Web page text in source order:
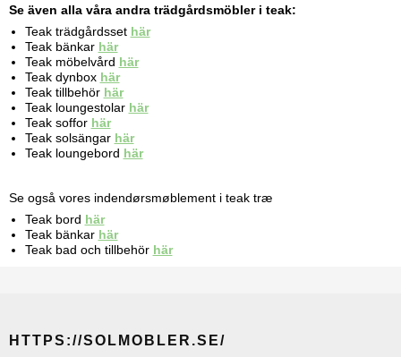
Se även alla våra andra trädgårdsmöbler i teak:
Teak trädgårdsset här
Teak bänkar här
Teak möbelvård här
Teak dynbox här
Teak tillbehör här
Teak loungestolar här
Teak soffor här
Teak solsängar här
Teak loungebord här
Se også vores indendørsmøblement i teak træ
Teak bord här
Teak bänkar här
Teak bad och tillbehör här
HTTPS://SOLMOBLER.SE/